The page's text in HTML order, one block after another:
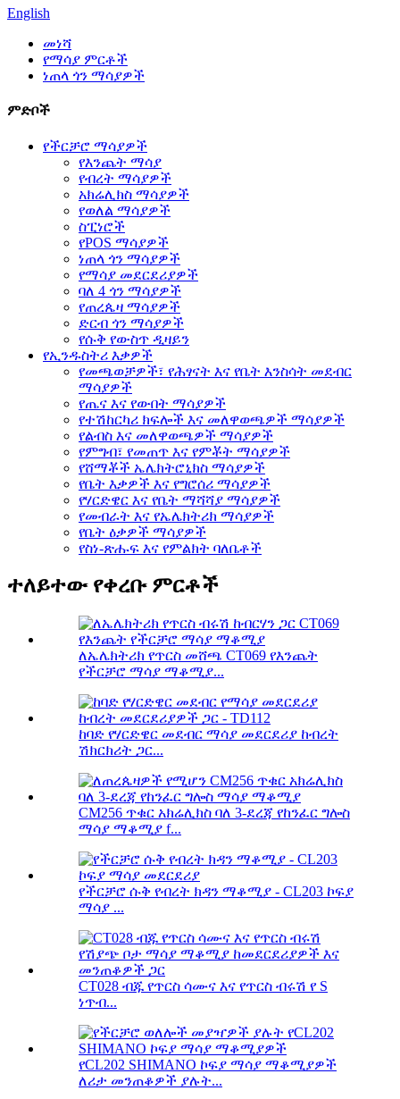
English
መነሻ
የማሳያ ምርቶች
ነጠላ ጎን ማሳያዎች
ምድቦች
የችርቻሮ ማሳያዎች
የእንጨት ማሳያ
የብረት ማሳያዎች
አክሬሊክስ ማሳያዎች
የወለል ማሳያዎች
ስፒነሮች
የPOS ማሳያዎች
ነጠላ ጎን ማሳያዎች
የማሳያ መደርደሪያዎች
ባለ 4 ጎን ማሳያዎች
የጠረጴዛ ማሳያዎች
ድርብ ጎን ማሳያዎች
የሱቅ የውስጥ ዲዛይን
የኢንዱስትሪ እቃዎች
የመጫወቻዎች፣ የሕፃናት እና የቤት እንስሳት መደብር
ማሳያዎች
የጤና እና የውበት ማሳያዎች
የተሽከርካሪ ክፍሎች እና መለዋወጫዎች ማሳያዎች
የልብስ እና መለዋወጫዎች ማሳያዎች
የምግብ፣ የመጠጥ እና የምቾት ማሳያዎች
የሸማቾች ኤሌክትሮኒክስ ማሳያዎች
የቤት እቃዎች እና የግሮሰሪ ማሳያዎች
የሃርድዌር እና የቤት ማሻሻያ ማሳያዎች
የመብራት እና የኤሌክትሪክ ማሳያዎች
የቤት ዕቃዎች ማሳያዎች
የስነ-ጽሑፍ እና የምልክት ባለቤቶች
ተለይተው የቀረቡ ምርቶች
ለኤሌክትሪክ የጥርስ መሸጫ CT069 የእንጨት
የችርቻሮ ማሳያ ማቆሚያ...
ከባድ የሃርድዌር መደብር ማሳያ መደርደሪያ ከብረት
ሽክርክሪት ጋር...
CM256 ጥቁር አክሬሊክስ ባለ 3-ደረጃ የከንፈር ግሎስ
ማሳያ ማቆሚያ f...
የችርቻሮ ሱቅ የብረት ክዳን ማቆሚያ - CL203 ኮፍያ
ማሳያ ...
CT028 ብጁ የጥርስ ሳሙና እና የጥርስ ብሩሽ የ S
ነጥብ...
የCL202 SHIMANO ኮፍያ ማሳያ ማቆሚያዎች
ለሪታ መንጠቆዎች ያሉት...